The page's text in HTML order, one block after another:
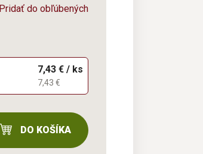
Pridať do obľúbených
7,43 € / ks
7,43 €
DO KOŠÍKA